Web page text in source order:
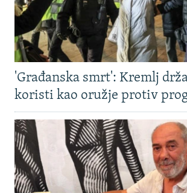
'Građanska smrt': Kremlj
koristi kao oružje protiv